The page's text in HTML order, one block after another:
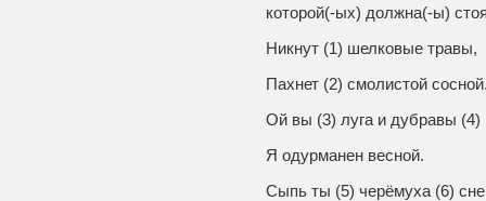
которой(-ых) должна(-ы)
Никнут (1) шелковые травы,
Пахнет (2) смолистой
Ой вы (3) луга и дубравы (4)
Я одурманен весной.
Сыпь ты (5) черёмуха (6)